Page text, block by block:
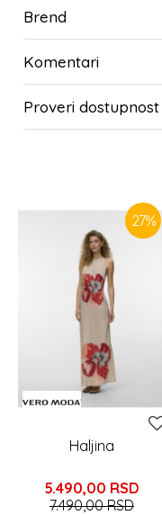
Brend
Komentari
Proveri
27%
Haljina
5.490,00 RSD
7.490,00RSD